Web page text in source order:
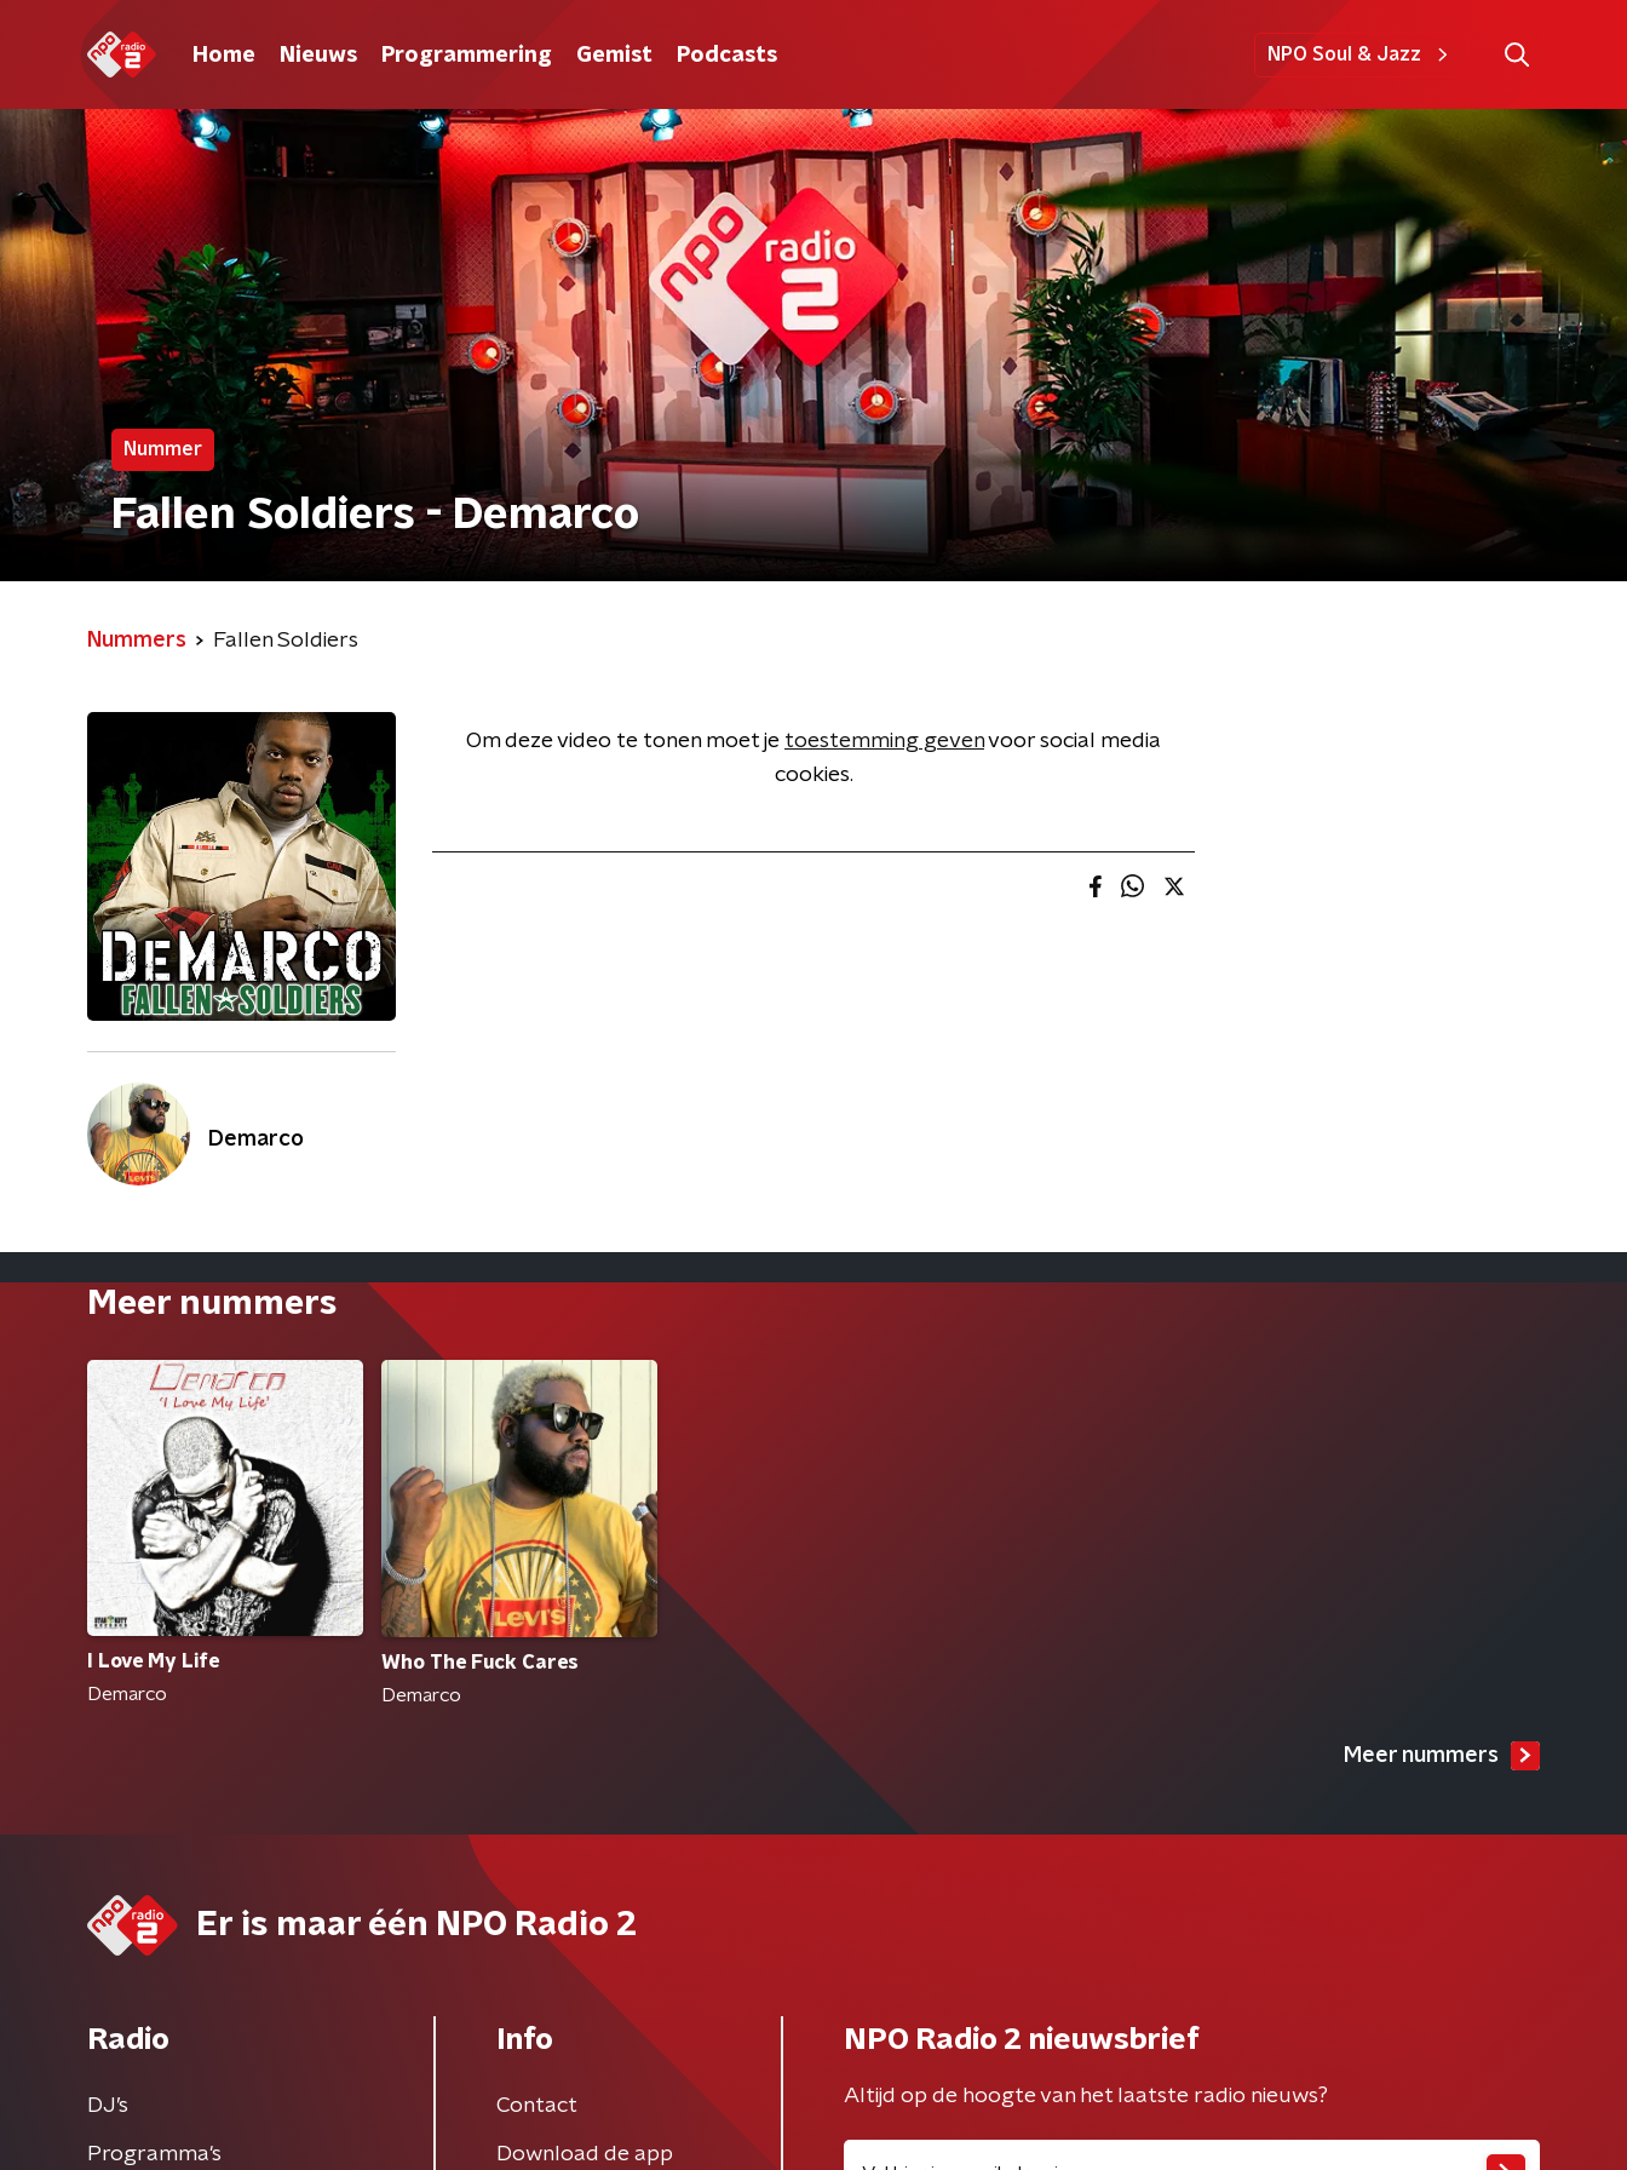
Home Nieuws Programmering Gemist Podcasts NPO Soul & Jazz
Nummer
Fallen Soldiers - Demarco
Nummers Fallen Soldiers
Demarco
Om deze video te tonen moet je toestemming gevenvoor social media
cookies.
Meer nummers
I Love My Life
Demarco
Who The Fuck Cares
Demarco
Meer nummers
Er is maar één NPO Radio 2
Radio
DJ’s
Programma's
Info
Contact
Download de app
NPO Radio 2 nieuwsbrief
Altijd op de hoogte van het laatste radio nieuws?